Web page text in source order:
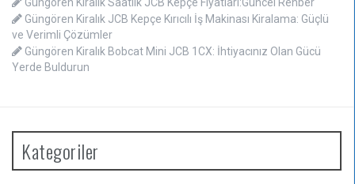
Güngören Kiralık JCB Kepçe Kırıcılı İş Makinası Kiralama: Güçlü
ve Verimli Çözümler
Güngören Kiralık Bobcat Mini JCB 1CX: İhtiyacınız Olan Gücü
Yerde Buldurun
Kategoriler